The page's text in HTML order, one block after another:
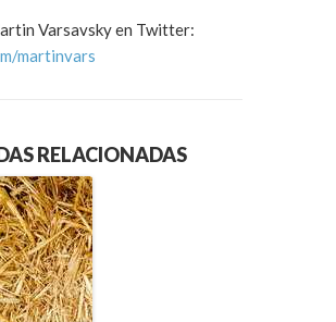
Varsavsky en Twitter:
martinvars
RELACIONADAS